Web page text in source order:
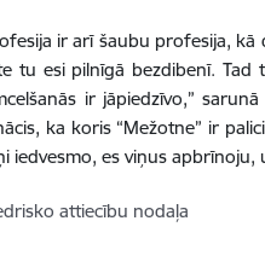
ir arī šaubu profesija, kā
tu esi pilnīgā bezdibenī. Tad
ir jāpiedzīvo,”
ka koris “Mežotne” ir
iedvesmo, es viņus
attiecību nodaļa